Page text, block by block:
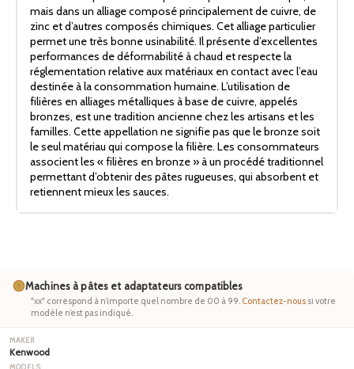
mais dans un alliage composé principalement de cuivre, de
zinc et d’autres composés chimiques. Cet alliage particulier
permet une très bonne usinabilité. Il présente d’excellentes
performances de déformabilité à chaud et respecte la
réglementation relative aux matériaux en contact avec l’eau
destinée à la consommation humaine. L’utilisation de
filières en alliages métalliques à base de cuivre, appelés
bronzes, est une tradition ancienne chez les artisans et les
familles. Cette appellation ne signifie pas que le bronze soit
le seul matériau qui compose la filière. Les consommateurs
associent les « filières en bronze » à un procédé traditionnel
permettant d’obtenir des pâtes rugueuses, qui absorbent et
retiennent mieux les sauces.
Machines à pâtes et adaptateurs compatibles
"xx" correspond à n’importe quel nombre de 00 à 99. Contactez-nous si votre
modèle n’est pas indiqué.
Kenwood